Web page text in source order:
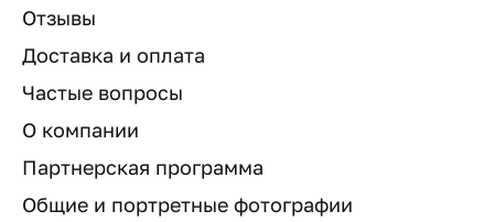
Отзывы
Доставка и оплата
Частые вопросы
О компании
Партнерская программа
Общие и портретные фотографии